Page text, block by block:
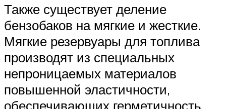
Также существует деление
бензобаков на мягкие и жесткие.
Мягкие резервуары для топлива
производят из специальных
непроницаемых материалов
повышенной эластичности,
обеспечивающих герметичность